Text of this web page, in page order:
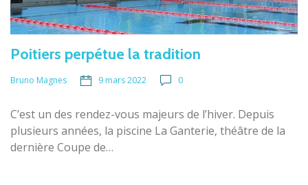
Poitiers perpétue la tradition
Bruno Magnes 9 mars 2022 0
C’est un des rendez-vous majeurs de l’hiver. Depuis
plusieurs années, la piscine La Ganterie, théâtre de la
dernière Coupe de…